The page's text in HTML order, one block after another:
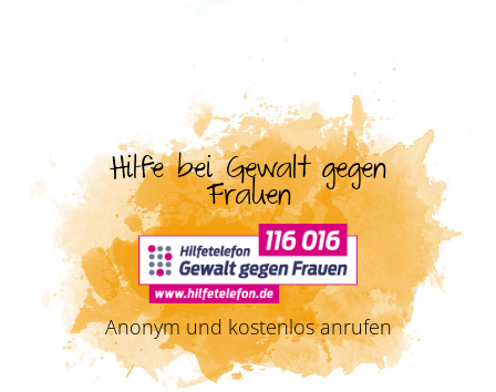
Hilfe bei Gewalt gegen
Frauen
Anonym und kostenlos anrufen